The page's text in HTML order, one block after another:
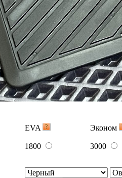
EVA
Эконом
1800
3000